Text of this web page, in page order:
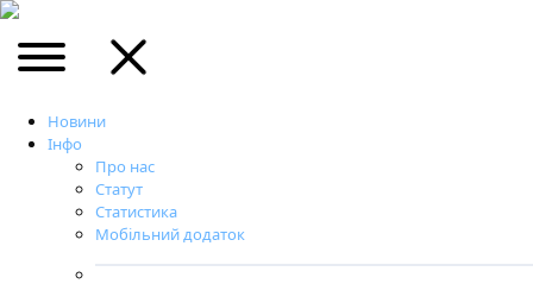
Новини
Інфо
Про нас
Статут
Статистика
Мобільний додаток